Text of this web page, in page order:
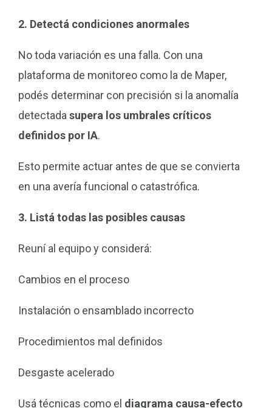
2. Detectá condiciones anormales
No toda variación es una falla. Con una
plataforma de monitoreo como la de Maper,
podés determinar con precisión si la anomalía
detectada supera los umbrales críticos
definidos por IA.
Esto permite actuar antes de que se convierta
en una avería funcional o catastrófica.
3. Listá todas las posibles causas
Reuní al equipo y considerá:
Cambios en el proceso
Instalación o ensamblado incorrecto
Procedimientos mal definidos
Desgaste acelerado
Usá técnicas como el diagrama causa-efecto